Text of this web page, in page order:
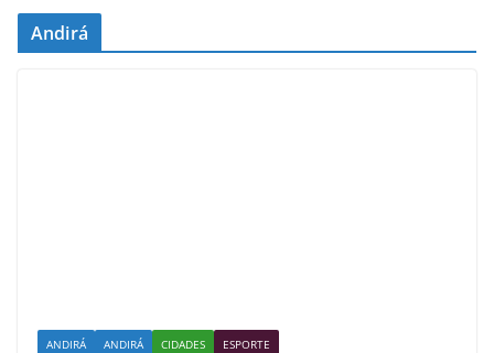
Andirá
ANDIRÁ ANDIRÁ CIDADES ESPORTE